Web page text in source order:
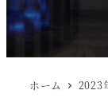
ホーム 2023